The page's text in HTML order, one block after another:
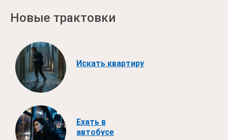
Новые трактовки
Искать квартиру
Ехать в
автобусе